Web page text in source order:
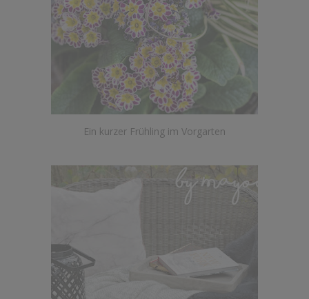
Ein kurzer Frühling im Vorgarten